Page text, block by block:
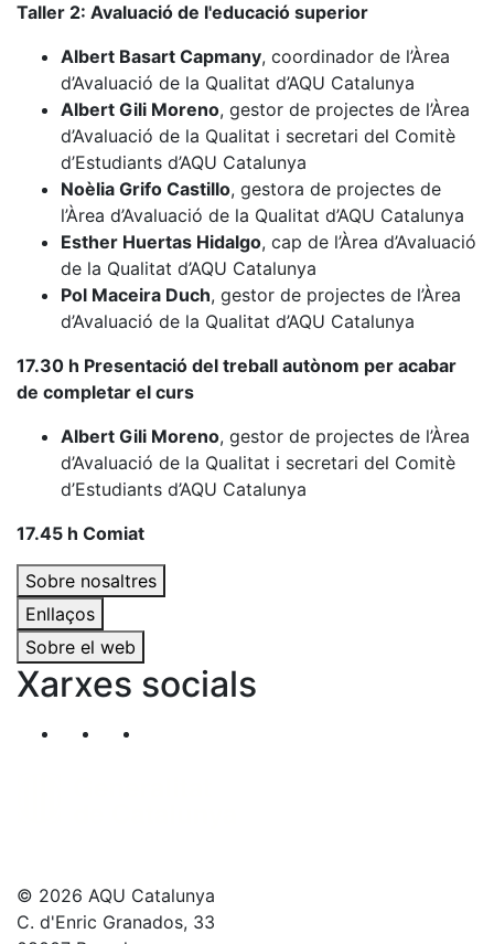
Taller 2: Avaluació de l'educació superior
Albert Basart Capmany, coordinador de l’Àrea
d’Avaluació de la Qualitat d’AQU Catalunya
Albert Gili Moreno, gestor de projectes de l’Àrea
d’Avaluació de la Qualitat i secretari del Comitè
d’Estudiants d’AQU Catalunya
Noèlia Grifo Castillo, gestora de projectes de
l’Àrea d’Avaluació de la Qualitat d’AQU Catalunya
Esther Huertas Hidalgo, cap de l’Àrea d’Avaluació
de la Qualitat d’AQU Catalunya
Pol Maceira Duch, gestor de projectes de l’Àrea
d’Avaluació de la Qualitat d’AQU Catalunya
17.30 h Presentació del treball autònom per acabar
de completar el curs
Albert Gili Moreno, gestor de projectes de l’Àrea
d’Avaluació de la Qualitat i secretari del Comitè
d’Estudiants d’AQU Catalunya
17.45 h Comiat
Sobre nosaltres
Enllaços
Sobre el web
Xarxes socials
Segueix-nos al nostre canal de Twitter
© 2026 AQU Catalunya
C. d'Enric Granados, 33